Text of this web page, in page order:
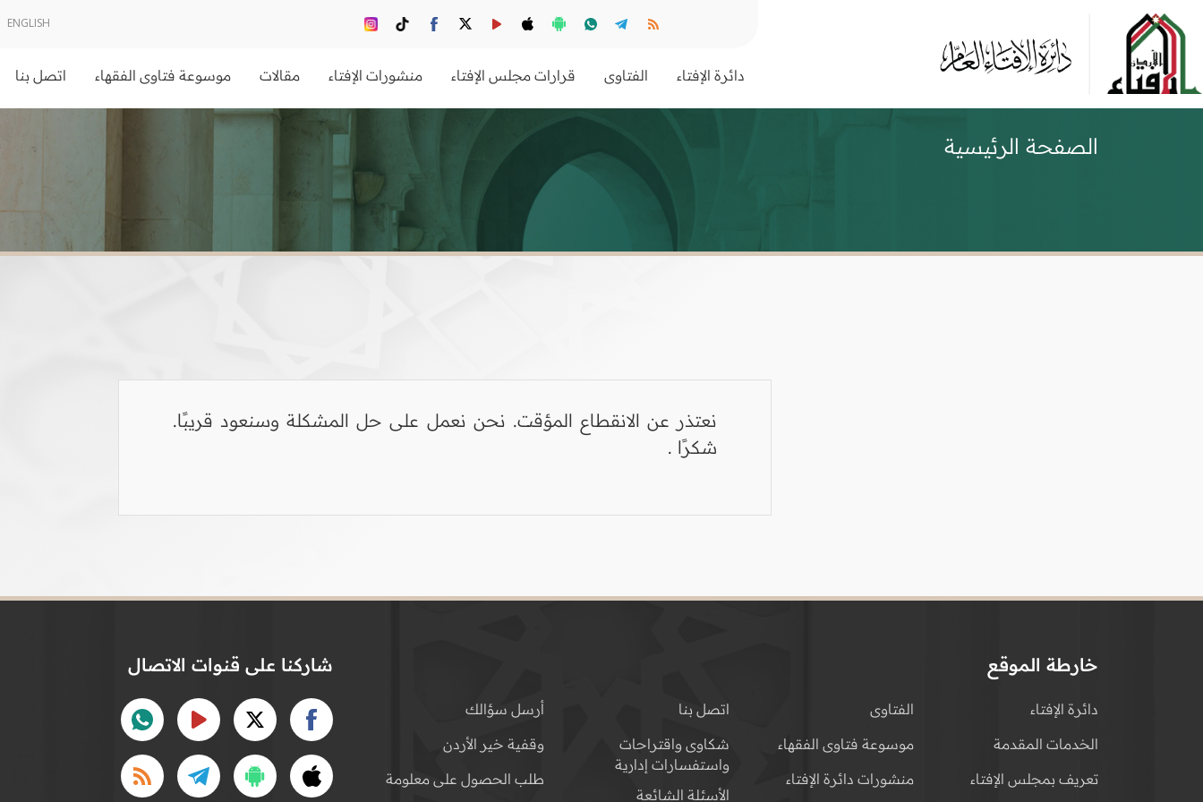
ENGLISH
دائرة الإفتاء الفتاوى قرارات مجلس الإفتاء منشورات الإفتاء مقالات موسوعة فتاوى الفقهاء اتصل بنا
الصفحة الرئيسية
نعتذر عن الانقطاع المؤقت. نحن نعمل على حل المشكلة وسنعود قريبًا.
شكرًا .
خارطة الموقع
دائرة الإفتاء
الخدمات المقدمة
تعريف بمجلس الإفتاء
الفتاوى
موسوعة فتاوى الفقهاء
منشورات دائرة الإفتاء
اتصل بنا
شكاوى واقتراحات
واستفسارات إدارية
الأسئلة الشائعة
أرسل سؤالك
وقفية خير الأردن
طلب الحصول على معلومة
شاركنا على قنوات الاتصال